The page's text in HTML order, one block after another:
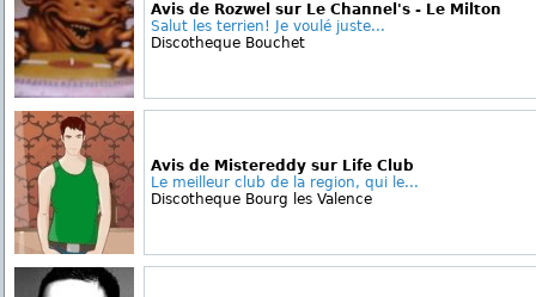
Avis de Rozwel sur Le Channel's - Le Milton
Salut les terrien! Je voulé juste...
Discotheque Bouchet
Avis de Mistereddy sur Life Club
Le meilleur club de la region, qui le...
Discotheque Bourg les Valence